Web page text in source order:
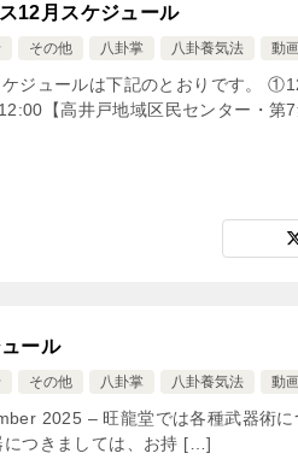
12月スケジュール
その他 八卦掌 八卦養気法 動
ジュールは下記のとおりです。
【高井戸地域区民センター・第
ール
その他 八卦掌 八卦養気法 動
2025 – 旺龍堂では各種武器術に
につきましては、お持 […]